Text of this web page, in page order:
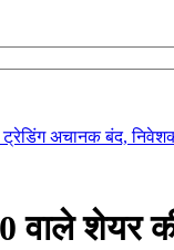
अचानक बंद,
शेयर